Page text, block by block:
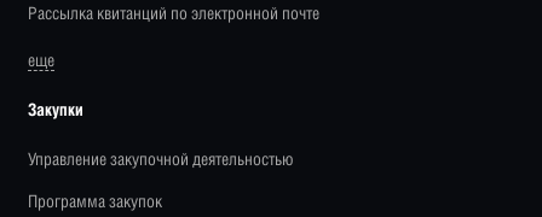
Рассылка квитанций по электронной почте
еще
Закупки
Управление закупочной деятельностью
Программа закупок